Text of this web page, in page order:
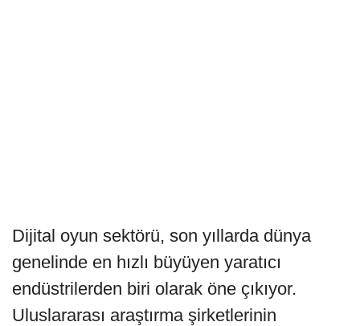
Dijital oyun sektörü, son yıllarda dünya
genelinde en hızlı büyüyen yaratıcı
endüstrilerden biri olarak öne çıkıyor.
Uluslararası araştırma şirketlerinin